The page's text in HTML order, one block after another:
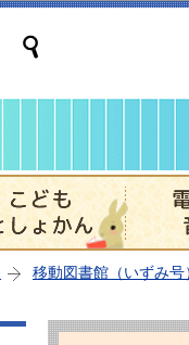
移動図書館（いずみ号